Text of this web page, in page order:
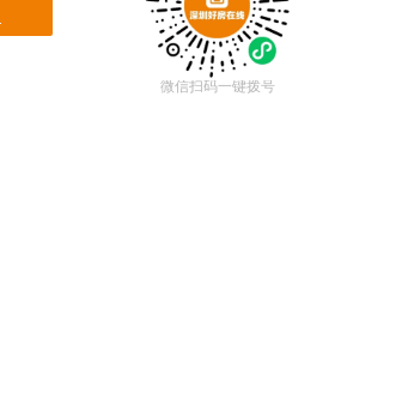
微信扫码一键拨号